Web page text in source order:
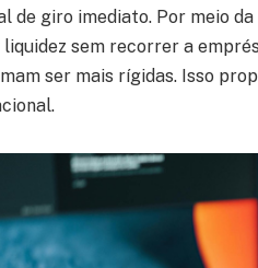
de giro imediato. Por meio
sem recorrer a
ser mais rígidas. Isso